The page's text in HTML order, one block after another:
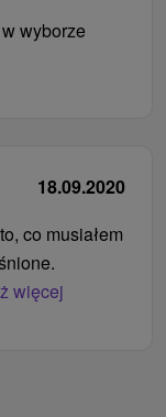
wyborze
18.09.2020
co musiałem
więcej